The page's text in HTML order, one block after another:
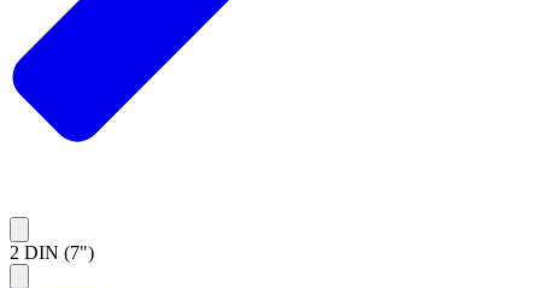
2 DIN (7")